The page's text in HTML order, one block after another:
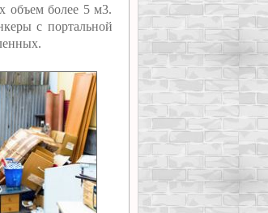
объем более 5 м3.
с портальной